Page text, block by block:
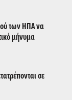
των ΗΠΑ να
μήνυμα
σε